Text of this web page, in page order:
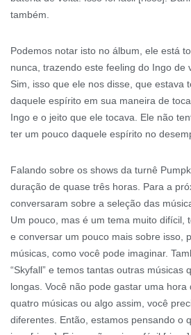
também.
Podemos notar isto no álbum, ele está
nunca, trazendo este feeling do Ingo de
Sim, isso que ele nos disse, que estava
daquele espírito em sua maneira de
Ingo e o jeito que ele tocava. Ele não
ter um pouco daquele espírito no
Falando sobre os shows da turnê
duração de quase três horas. Para a
conversaram sobre a seleção das
Um pouco, mas é um tema muito difícil,
e conversar um pouco mais sobre isso,
músicas, como você pode imaginar.
“Skyfall” e temos tantas outras músicas
longas. Você não pode gastar uma
quatro músicas ou algo assim, você
diferentes. Então, estamos pensando o